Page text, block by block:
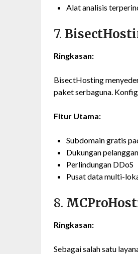
Alat analisis
7.
Ringkasan:
BisectHosting
paket serbaguna.
Fitur Utama:
Subdomain gratis
Dukungan
Perlindungan DDoS
Pusat data multi-
8.
Ringkasan:
Sebagai salah satu